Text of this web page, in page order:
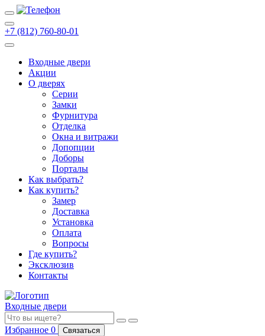
+7 (812) 760-80-01
Входные двери
Акции
О дверях
Cерии
Замки
Фурнитура
Отделка
Окна и витражи
Допопции
Доборы
Порталы
Как выбрать?
Как купить?
Замер
Доставка
Установка
Оплата
Вопросы
Где купить?
Эксклюзив
Контакты
Входные двери
Избранное 0 Связаться